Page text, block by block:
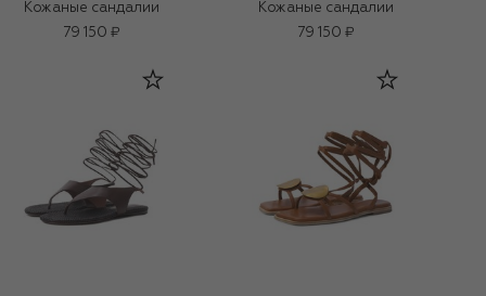
Кожаные сандалии
79 150 ₽
Кожаные сандалии
79 150 ₽